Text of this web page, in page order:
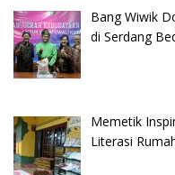
Bang Wiwik
di Serdang
Memetik
Literasi